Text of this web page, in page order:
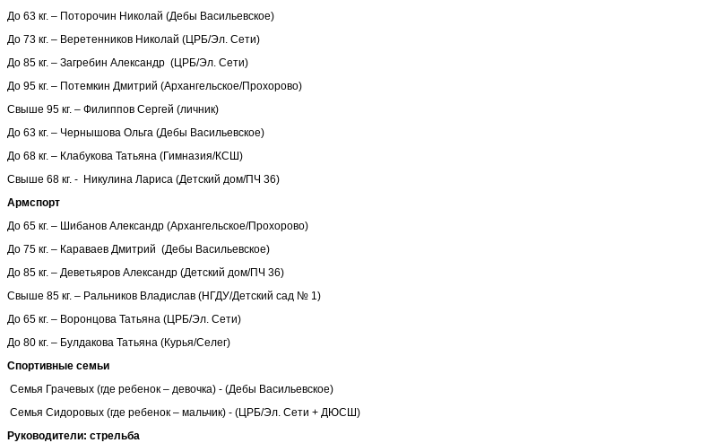
До 63 кг. – Поторочин Николай (Дебы Васильевское)
До 73 кг. – Веретенников Николай (ЦРБ/Эл. Сети)
До 85 кг. – Загребин Александр (ЦРБ/Эл. Сети)
До 95 кг. – Потемкин Дмитрий (Архангельское/Прохорово)
Свыше 95 кг. – Филиппов Сергей (личник)
До 63 кг. – Чернышова Ольга (Дебы Васильевское)
До 68 кг. – Клабукова Татьяна (Гимназия/КСШ)
Свыше 68 кг. - Никулина Лариса (Детский дом/ПЧ 36)
Армспорт
До 65 кг. – Шибанов Александр (Архангельское/Прохорово)
До 75 кг. – Караваев Дмитрий (Дебы Васильевское)
До 85 кг. – Деветьяров Александр (Детский дом/ПЧ 36)
Свыше 85 кг. – Ральников Владислав (НГДУ/Детский сад № 1)
До 65 кг. – Воронцова Татьяна (ЦРБ/Эл. Сети)
До 80 кг. – Булдакова Татьяна (Курья/Селег)
Спортивные семьи
Семья Грачевых (где ребенок – девочка) - (Дебы Васильевское)
Семья Сидоровых (где ребенок – мальчик) - (ЦРБ/Эл. Сети + ДЮСШ)
Руководители: стрельба